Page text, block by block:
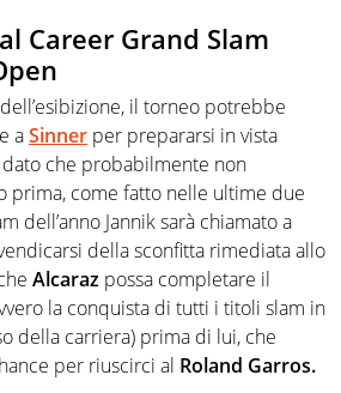
Career Grand Slam
il torneo potrebbe
aSinner per prepararsi in vista
dato che probabilmente non
prima, come fatto nelle ultime due
dell’anno Jannik sarà chiamato a
della sconfitta rimediata allo
Alcaraz possa completare il
la conquista di tutti i titoli slam in
della carriera) prima di lui, che
per riuscirci al Roland Garros.